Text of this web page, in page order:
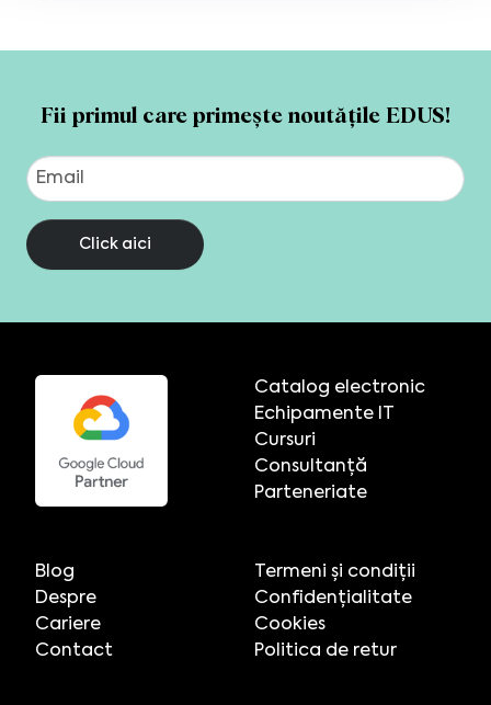
Fii primul care primește noutățile EDUS!
Click aici
Catalog electronic
Echipamente IT
Cursuri
Consultanță
Parteneriate
Blog
Despre
Cariere
Contact
Termeni și condiții
Confidențialitate
Cookies
Politica de retur